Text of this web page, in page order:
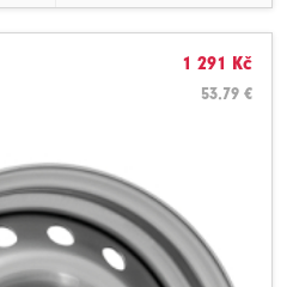
1 291 Kč
53.79 €